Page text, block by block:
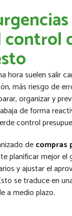
control
hora suelen salir
más riesgo de
organizar y
de forma
control
decompras
planificar mejor el
y ajustar el
se traduce en
a medio plazo.